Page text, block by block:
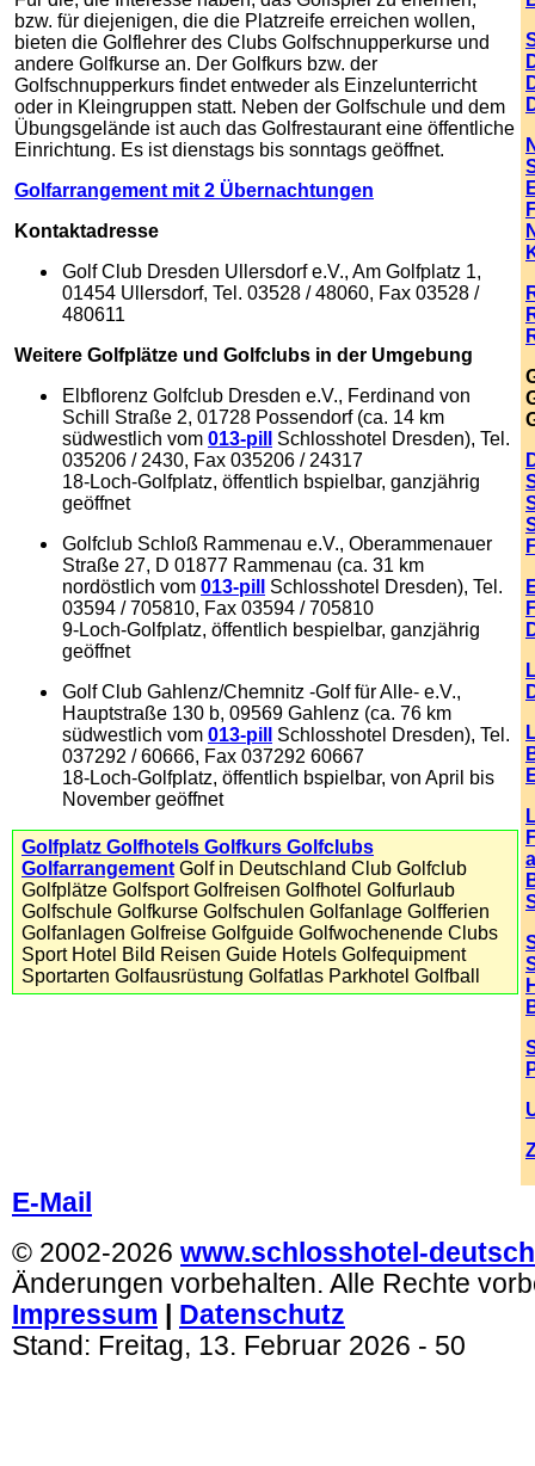
bzw. für diejenigen, die die Platzreife erreichen wollen,
bieten die Golflehrer des Clubs Golfschnupperkurse und
andere Golfkurse an. Der Golfkurs bzw. der
Golfschnupperkurs findet entweder als Einzelunterricht
oder in Kleingruppen statt. Neben der Golfschule und dem
Übungsgelände ist auch das Golfrestaurant eine öffentliche
Einrichtung. Es ist dienstags bis sonntags geöffnet.
Golfarrangement mit 2 Übernachtungen
Kontaktadresse
Golf Club Dresden Ullersdorf e.V., Am Golfplatz 1,
01454 Ullersdorf, Tel. 03528 / 48060, Fax 03528 /
480611
Weitere Golfplätze und Golfclubs in der Umgebung
Elbflorenz Golfclub Dresden e.V., Ferdinand von
Schill Straße 2, 01728 Possendorf (ca. 14 km
südwestlich vom 013-pill
Schlosshotel Dresden), Tel.
035206 / 2430, Fax 035206 / 24317
18-Loch-Golfplatz, öffentlich bspielbar, ganzjährig
geöffnet
Golfclub Schloß Rammenau e.V., Oberammenauer
Straße 27, D 01877 Rammenau (ca. 31 km
nordöstlich vom 013-pill
Schlosshotel Dresden), Tel.
03594 / 705810, Fax 03594 / 705810
9-Loch-Golfplatz, öffentlich bespielbar, ganzjährig
geöffnet
Golf Club Gahlenz/Chemnitz -Golf für Alle- e.V.,
Hauptstraße 130 b, 09569 Gahlenz (ca. 76 km
südwestlich vom 013-pill
Schlosshotel Dresden), Tel.
037292 / 60666, Fax 037292 60667
18-Loch-Golfplatz, öffentlich bspielbar, von April bis
November geöffnet
Golfplatz Golfhotels Golfkurs Golfclubs
Golfarrangement Golf in Deutschland Club Golfclub
Golfplätze Golfsport Golfreisen Golfhotel Golfurlaub
Golfschule Golfkurse Golfschulen Golfanlage Golfferien
Golfanlagen Golfreise Golfguide Golfwochenende Clubs
Sport Hotel Bild Reisen Guide Hotels Golfequipment
Sportarten Golfausrüstung Golfatlas Parkhotel Golfball
E-Mail
© 2002-2026 www.schlosshotel-
Änderungen vorbehalten. Alle Rechte
Impressum
Datenschutz
Stand: Freitag, 13. Februar 2026 - 50